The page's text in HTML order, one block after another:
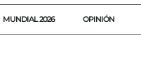
MUNDIAL 2026 OPINIÓN